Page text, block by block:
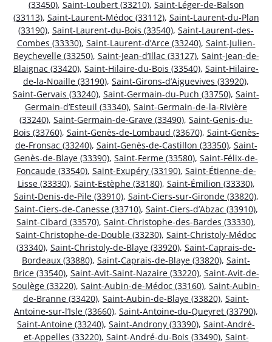
(33450), Saint-Loubert (33210), Saint-Léger-de-Balson
(33113), Saint-Laurent-Médoc (33112), Saint-Laurent-du-Plan
(33190), Saint-Laurent-du-Bois (33540), Saint-Laurent-des-
Combes (33330), Saint-Laurent-d’Arce (33240), Saint-Julien-
Beychevelle (33250), Saint-Jean-d’Illac (33127), Saint-Jean-de-
Blaignac (33420), Saint-Hilaire-du-Bois (33540), Saint-Hilaire-
de-la-Noaille (33190), Saint-Girons-d’Aiguevives (33920),
Saint-Gervais (33240), Saint-Germain-du-Puch (33750), Saint-
Germain-d’Esteuil (33340), Saint-Germain-de-la-Rivière
(33240), Saint-Germain-de-Grave (33490), Saint-Genis-du-
Bois (33760), Saint-Genès-de-Lombaud (33670), Saint-Genès-
de-Fronsac (33240), Saint-Genès-de-Castillon (33350), Saint-
Genès-de-Blaye (33390), Saint-Ferme (33580), Saint-Félix-de-
Foncaude (33540), Saint-Exupéry (33190), Saint-Étienne-de-
Lisse (33330), Saint-Estèphe (33180), Saint-Émilion (33330),
Saint-Denis-de-Pile (33910), Saint-Ciers-sur-Gironde (33820),
Saint-Ciers-de-Canesse (33710), Saint-Ciers-d’Abzac (33910),
Saint-Cibard (33570), Saint-Christophe-des-Bardes (33330),
Saint-Christophe-de-Double (33230), Saint-Christoly-Médoc
(33340), Saint-Christoly-de-Blaye (33920), Saint-Caprais-de-
Bordeaux (33880), Saint-Caprais-de-Blaye (33820), Saint-
Brice (33540), Saint-Avit-Saint-Nazaire (33220), Saint-Avit-de-
Soulège (33220), Saint-Aubin-de-Médoc (33160), Saint-Aubin-
de-Branne (33420), Saint-Aubin-de-Blaye (33820), Saint-
Antoine-sur-l’Isle (33660), Saint-Antoine-du-Queyret (33790),
Saint-Antoine (33240), Saint-Androny (33390), Saint-André-
et-Appelles (33220), Saint-André-du-Bois (33490), Saint-